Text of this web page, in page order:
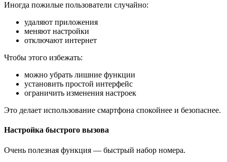
Иногда пожилые пользователи случайно:
удаляют приложения
меняют настройки
отключают интернет
Чтобы этого избежать:
можно убрать лишние функции
установить простой интерфейс
ограничить изменения настроек
Это делает использование смартфона спокойнее и безопаснее.
Настройка быстрого вызова
Очень полезная функция — быстрый набор номера.